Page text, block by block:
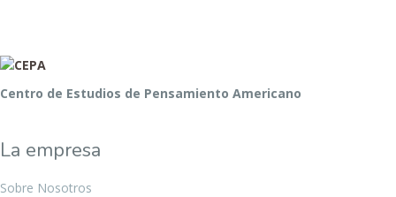
Centro de Estudios de Pensamiento Americano
La empresa
Sobre Nosotros